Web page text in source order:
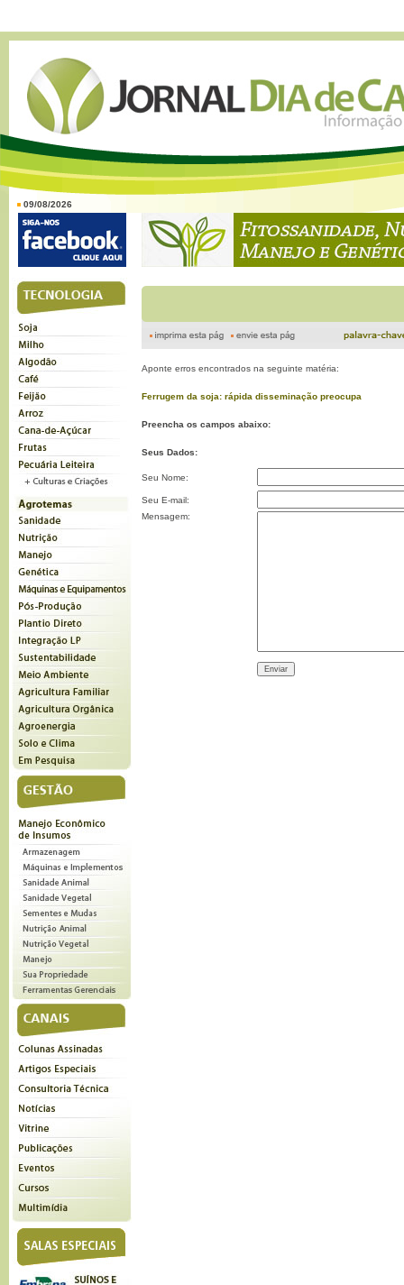
09/08/2026
Aponte erros encontrados na seguinte matéria:
Ferrugem da soja: rápida disseminação preocupa
Preencha os campos abaixo:
Seus Dados:
Seu Nome:
Seu E-mail:
Mensagem: